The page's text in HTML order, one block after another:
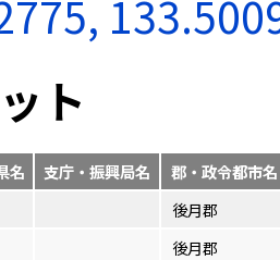
ト
名 支庁・振興局名
郡・政令都市名
後月郡
後月郡